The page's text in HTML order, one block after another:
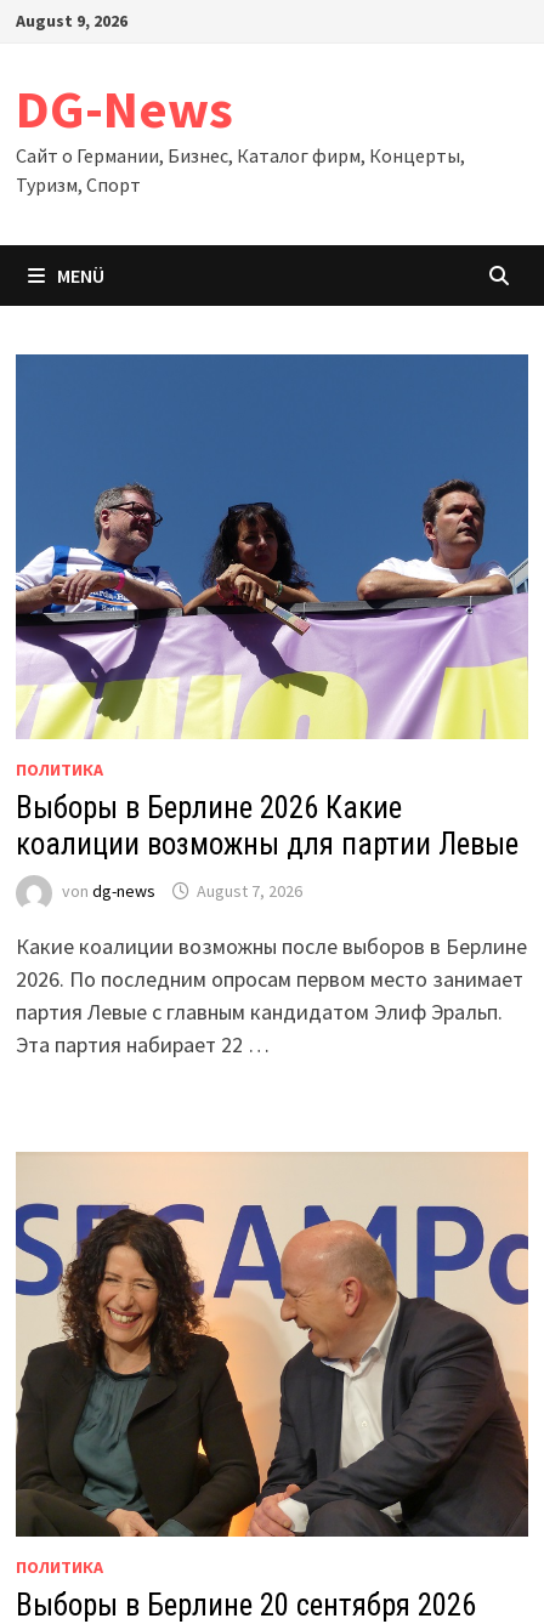
Zum
August 9, 2026
DG-News
Сайт о Германии, Бизнес, Каталог фирм, Концерты,
Туризм, Спорт
MENÜ
ПОЛИТИКА
Выборы в Берлине 2026 Какие
коалиции возможны для партии Левые
von dg-news August 7, 2026
Какие коалиции возможны после выборов в Берлине
2026. По последним опросам первом место занимает
партия Левые с главным кандидатом Элиф Эральп.
Эта партия набирает 22 …
ПОЛИТИКА
Выборы в Берлине 20 сентября 2026